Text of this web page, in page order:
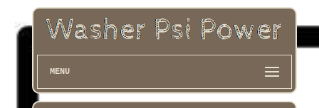
MENU